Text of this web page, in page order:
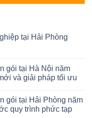
tại Hải Phòng
gói tại Hà Nội năm
và giải pháp tối ưu
gói tại Hải Phòng năm
quy trình phức tạp